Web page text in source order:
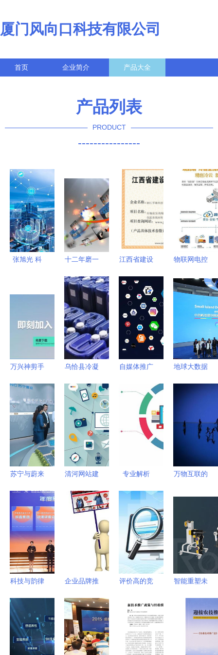
厦门风向口科技有限公司
首页 企业简介 产品大全
产品列表
PRODUCT
----------------
张旭光 科
十二年磨一
睿科技全网
推广，革新
口碑营销服
务模式立行
业标杆
江西省建设
广项目证书
助力绿色建
筑创新 重
庆孚瓯绿建
科技与九正
物联网技术
践
物联网电控
广困境到小
爆发的蜕变
之路
万兴神剪手
春化市场与
物联网新机
遇
乌恰县冷凝
剂订制 优
化微生物环
境与应用服
务解析
自媒体推广
做？教你10
个内部技
巧，打响应
用服务品牌
地球大数据
训班盛大开
苏宁与蔚来
略合作 智
慧零售开放
赋能零售生
态应用服务
清河网站建
南与一度信
息港物联网
技术服务实
测（2025
专业解析
何选对服务
商？正规与
实用并重
万物互联的
慧风暴
科技与韵律
为音乐“非
遗音乐推广
计划”获奖
企业品牌推
技分享网络
推广三大策
略
评价高的竞
商实力推荐
制造业网络
推广选型参
智能重塑未
天科技获亿